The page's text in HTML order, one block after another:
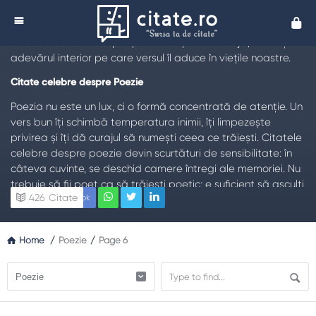
Citate despre Poezie
TL;DR:
Poezia nu descrie doar lumea, ci o face vizibilă.
Citatele celebre despre poezie surprind limbajul, ritmul și
adevărul interior pe care versul îl aduce în viețile noastre.
Citate celebre despre Poezie
Poezia nu este un lux, ci o formă concentrată de atenție. Un
vers bun îți schimbă temperatura inimii, îți limpezește
privirea și îți dă curajul să numești ceea ce trăiești. Citatele
celebre despre poezie devin scurtături de sensibilitate: în
câteva cuvinte, se deschid camere întregi ale memoriei. Nu
trebuie să fii poet ca să trăiești poetic; e suficient să asculți
mai atent, să alegi cuvintele cu grijă și să accepți că uneori
ambivalenței: pot coexista fragilitatea și forța, dorul și
bucuria, întunericul și promisiunea zorilor. Când recitești un
poem, cititorul care ești azi se întâlnește cu cititorul care ai
fost ieri; astfel, textul crește odată cu tine.
Facebook
426 Citate
Home / Poezie / Page 6